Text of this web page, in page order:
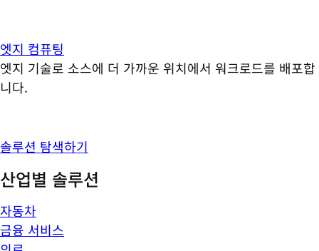
엣지 컴퓨팅
엣지 기술로 소스에 더 가까운 위치에서 워크로드를 배포합
니다.
솔루션 탐색하기
산업별 솔루션
자동차
금융 서비스